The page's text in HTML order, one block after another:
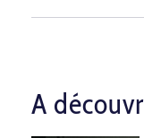
A